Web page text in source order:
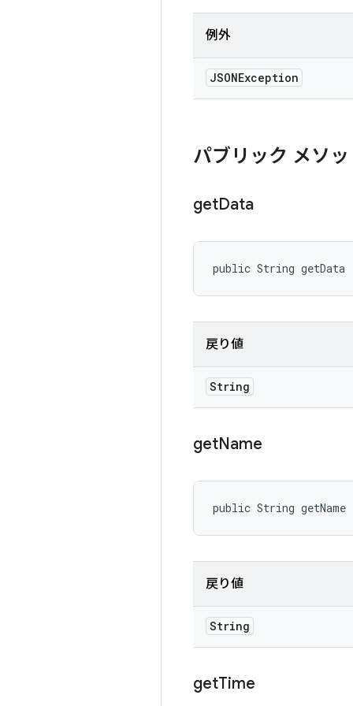
例外
JSONException
パブリック メソ
getData
public String
戻り値
String
getName
public String
戻り値
String
getTime